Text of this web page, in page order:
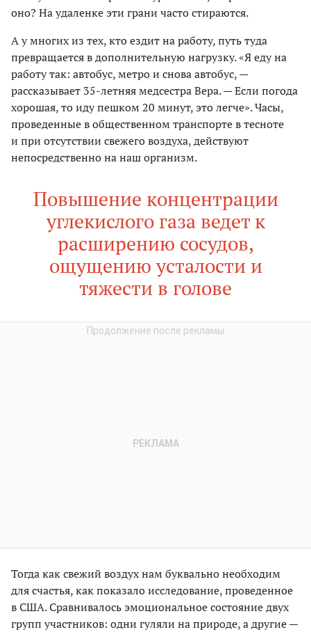
оно? На удаленке эти грани часто стираются.
А у многих из тех, кто ездит на работу, путь туда
превращается в дополнительную нагрузку. «Я еду на
работу так: автобус, метро и снова автобус, —
рассказывает 35-летняя медсестра Вера. — Если погода
хорошая, то иду пешком 20 минут, это легче». Часы,
проведенные в общественном транспорте в тесноте
и при отсутствии свежего воздуха, действуют
непосредственно на наш организм.
Повышение концентрации
углекислого газа ведет к
расширению сосудов,
ощущению усталости и
тяжести в голове
Тогда как свежий воздух нам буквально необходим
для счастья, как показало исследование, проведенное
в США. Сравнивалось эмоциональное состояние двух
групп участников: одни гуляли на природе, а другие —